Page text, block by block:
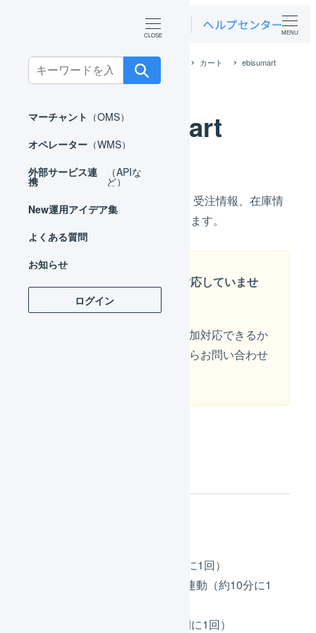
Search
for:
マーチャント （OMS）
オペレーター （WMS）
外部サービス連
携
（APIな
ど）
New運用アイデア集
よくある質問
お知らせ
ログイン
MENU
外部サービス連携（APIなど） カート ebisumart
ebisumart
ebisumartとLOGILESSの間で、受注情報、在庫情
報を連携させる方法をご紹介します。
オプション機能には対応していませ
ん
オプション機能について追加対応できるか
どうかは右下のチャットからお問い合わせ
受注情報の取得（約10分に1回）
入金／承認ステータスの連動（約10分に1
出荷実績の反映（約1時間に1回）